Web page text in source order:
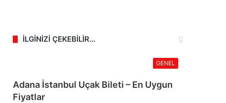
İLGİNİZİ ÇEKEBİLİR…
GENEL
Adana İstanbul Uçak Bileti – En Uygun
Fiyatlar